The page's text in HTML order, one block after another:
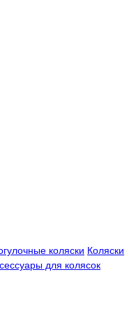
коляски Коляски
для колясок